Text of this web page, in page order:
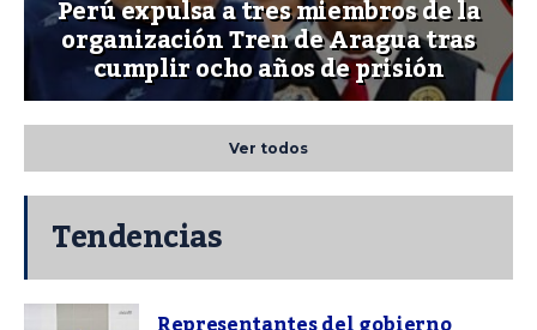
Perú expulsa a tres miembros de la
organización Tren de Aragua tras
cumplir ocho años de prisión
Ver todos
Tendencias